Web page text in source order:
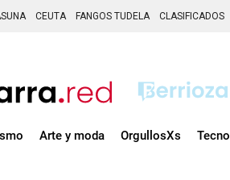
CEUTA FANGOS TUDELA CLASIFICADOS
Arte y moda OrgullosXs Tecno